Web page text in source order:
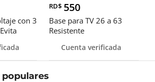
con 3
RD$ 550
Base para TV 26 a 63
Resistente
Cuenta verificada